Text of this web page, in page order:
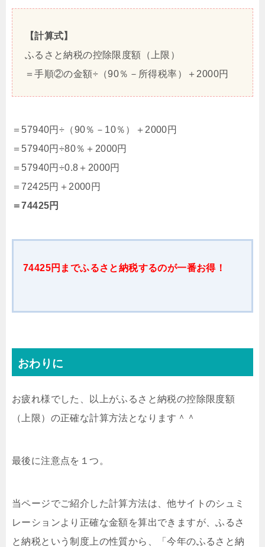
【計算式】
ふるさと納税の控除限度額（上限）
＝手順②の金額÷（90％－所得税率）＋2000円
＝57940円÷（90％－10％）＋2000円
＝57940円÷80％＋2000円
＝57940円÷0.8＋2000円
＝72425円＋2000円
＝74425円
74425円までふるさと納税するのが一番お得！
おわりに
お疲れ様でした、以上がふるさと納税の控除限度額
（上限）の正確な計算方法となります＾＾
最後に注意点を１つ。
当ページでご紹介した計算方法は、他サイトのシュミ
レーションより正確な金額を算出できますが、ふるさ
と納税という制度上の性質から、「今年のふるさと納